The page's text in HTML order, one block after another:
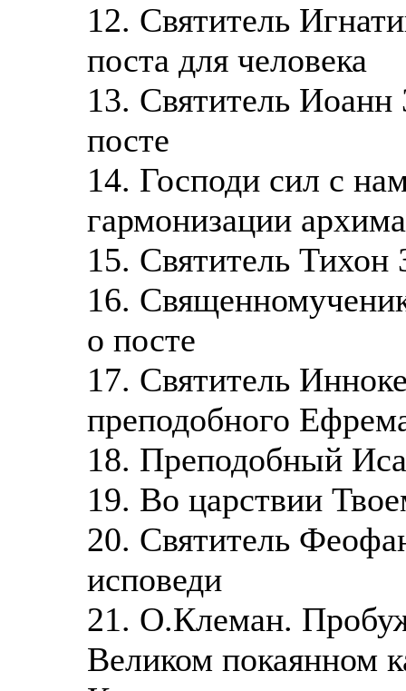
12. Святитель
поста для человека
13. Святитель Иоанн
посте
14. Господи сил с
гармонизации
15. Святитель Тихон
16.
о посте
17. Святитель
преподобного
18. Преподобный
19. Во царствии
20. Святитель
исповеди
21. О.Клеман.
Великом покаянном